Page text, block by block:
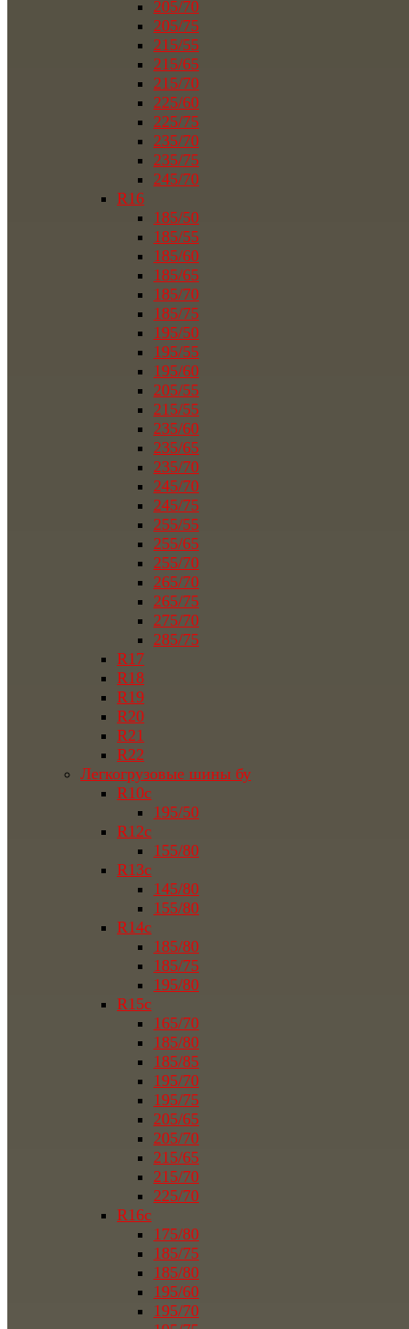
205/70
205/75
215/55
215/65
215/70
225/60
225/75
235/70
235/75
245/70
R16
185/50
185/55
185/60
185/65
185/70
185/75
195/50
195/55
195/60
205/55
215/55
235/60
235/65
235/70
245/70
245/75
255/55
255/65
255/70
265/70
265/75
275/70
285/75
R17
R18
R19
R20
R21
R22
Легкогрузовые шины бу
R10c
195/50
R12c
155/80
R13c
145/80
155/80
R14c
185/80
185/75
195/80
R15c
165/70
185/80
185/85
195/70
195/75
205/65
205/70
215/65
215/70
225/70
R16c
175/80
185/75
185/80
195/60
195/70